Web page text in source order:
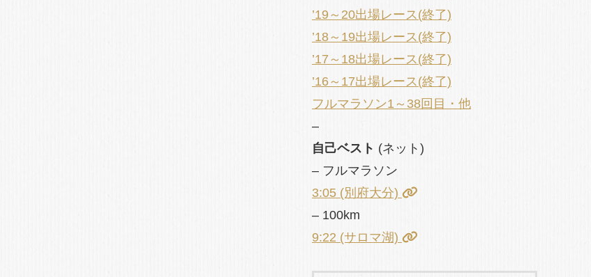
’19～20出場レース(終了)
’18～19出場レース(終了)
’17～18出場レース(終了)
’16～17出場レース(終了)
フルマラソン1～38回目・他
–
自己ベスト (ネット)
– フルマラソン
3:05 (別府大分)
– 100km
9:22 (サロマ湖)